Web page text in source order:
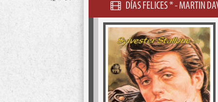
DÍAS FELICES * - MARTIN